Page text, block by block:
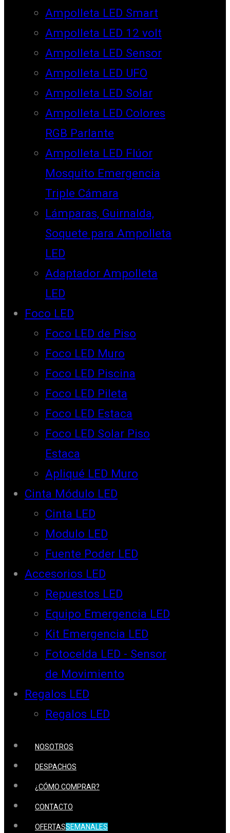
Ampolleta LED Smart
Ampolleta LED 12 volt
Ampolleta LED Sensor
Ampolleta LED UFO
Ampolleta LED Solar
Ampolleta LED Colores
RGB Parlante
Ampolleta LED Flúor
Mosquito Emergencia
Triple Cámara
Lámparas, Guirnalda,
Soquete para Ampolleta
LED
Adaptador Ampolleta
LED
Foco LED
Foco LED de Piso
Foco LED Muro
Foco LED Piscina
Foco LED Pileta
Foco LED Estaca
Foco LED Solar Piso
Estaca
Apliqué LED Muro
Cinta Módulo LED
Cinta LED
Modulo LED
Fuente Poder LED
Accesorios LED
Repuestos LED
Equipo Emergencia LED
Kit Emergencia LED
Fotocelda LED - Sensor
de Movimiento
Regalos LED
Regalos LED
NOSOTROS
DESPACHOS
¿CÓMO COMPRAR?
CONTACTO
OFERTASSEMANALES